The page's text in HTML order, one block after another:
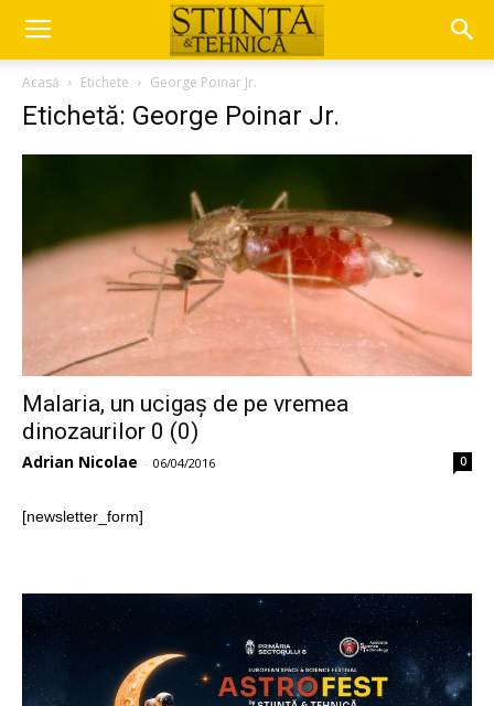
Acasă Etichete George Poinar Jr.
Etichetă: George Poinar Jr.
Malaria, un ucigaș de pe vremea
dinozaurilor 0 (0)
Adrian Nicolae - 06/04/2016 0
[newsletter_form]